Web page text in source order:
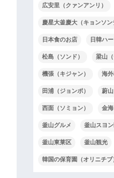
広安里（クァンアンリ）
慶星大釜慶大（キョンソン
日本食のお店 日韓ハ
松島（ソンド） 梁山（
機張（キジャン） 海
田浦（ジョンポ） 蔚山
西面（ソミョン） 金海
釜山グルメ 釜山スヨ
釜山東莱区 釜山観光
韓国の保育園（オリニチブ